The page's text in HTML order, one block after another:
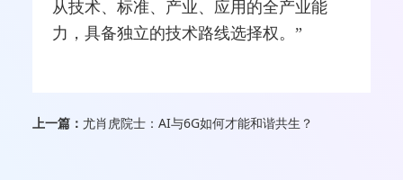
从技术、标准、产业、应用的全产业能
力，具备独立的技术路线选择权。”
上一篇： 尤肖虎院士：AI与6G如何才能和谐共生？